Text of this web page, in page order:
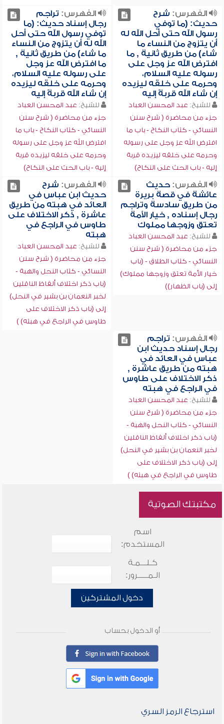
الفهرس: شرح
حديث: (ما توفي
رسول الله حتى أحل الله له
أن يتزوج من النساء ما
شاء) من طريق ثانية , ما
افترض الله عز وجل على
رسوله عليه السلام،
وحرمه على خلقه ليزيده
إن شاء الله قربةً إليه
للشيخ: عبد المحسن العباد
جزء من محاضرة ( شرح سنن
النسائي - كتاب النكاح - باب ما
افترض الله عز وجل على رسوله
وحرمه على خلقه ليزيده قربة
إليه - باب الحث على النكاح)
الفهرس: تراجم
رجال إسناد حديث: (ما
توفي رسول الله حتى أحل
الله له أن يتزوج من النساء
ما شاء) من طريق ثانية ,
ما افترض الله عز وجل
على رسوله عليه السلام،
وحرمه على خلقه ليزيده
إن شاء الله قربةً إليه
للشيخ: عبد المحسن العباد
جزء من محاضرة ( شرح سنن
النسائي - كتاب النكاح - باب ما
افترض الله عز وجل على رسوله
وحرمه على خلقه ليزيده قربة
إليه - باب الحث على النكاح)
الفهرس:حديث
عائشة في قصة بريرة
من طريق سادسة وتراجم
رجال إسناده , خيار الأمة
تعتق وزوجها مملوك
للشيخ: عبد المحسن العباد
جزء من محاضرة ( شرح سنن
النسائي - كتاب الطلاق - (باب
خيار الأمة تعتق وزوجها مملوك)
إلى (باب الظهار))
الفهرس: شرح
حديث ابن عباس في
العائد في هبته من طريق
عاشرة , ذكر الاختلاف على
طاوس في الراجع في
هبته
للشيخ: عبد المحسن العباد
جزء من محاضرة ( شرح سنن
النسائي - كتاب النحل والهبة -
(باب ذكر اختلاف ألفاظ الناقلين
لخبر النعمان بن بشير في النحل)
إلى (باب ذكر الاختلاف على
طاوس في الراجع في هبته) )
الفهرس: تراجم
رجال إسناد حديث ابن
عباس في العائد في
هبته من طريق عاشرة ,
ذكر الاختلاف على طاوس
في الراجع في هبته
للشيخ: عبد المحسن العباد
جزء من محاضرة ( شرح سنن
النسائي - كتاب النحل والهبة -
(باب ذكر اختلاف ألفاظ الناقلين
لخبر النعمان بن بشير في النحل)
إلى (باب ذكر الاختلاف على
طاوس في الراجع في هبته) )
مكتبتك الصوتية
اسم
المستخدم:
كـلـــمـة
الـمـــــرور:
دخول المشتركين
أو الدخول بحساب
استرجاع الرمز السري